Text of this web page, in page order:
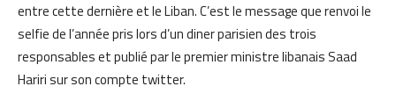
entre cette dernière et le Liban. C’est le message que renvoi le
selfie de l’année pris lors d’un diner parisien des trois
responsables et publié par le premier ministre libanais Saad
Hariri sur son compte twitter.